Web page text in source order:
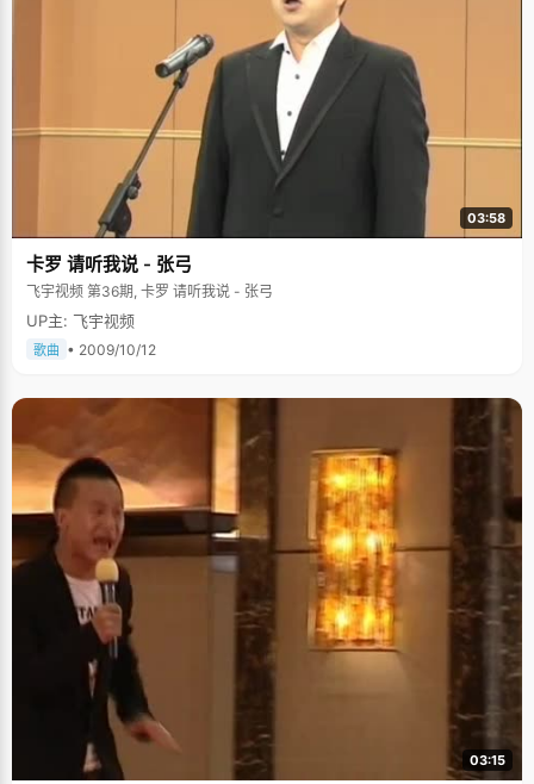
03:58
卡罗 请听我说 - 张弓
飞宇视频 第36期, 卡罗 请听我说 - 张弓
UP主: 飞宇视频
歌曲 • 2009/10/12
03:15